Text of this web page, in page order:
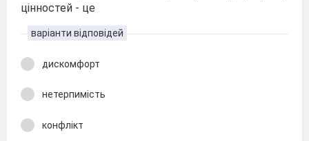
цінностей - це
варіанти відповідей
дискомфорт
нетерпимість
конфлікт